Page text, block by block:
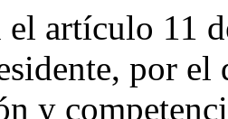
artículo 11
por el
y